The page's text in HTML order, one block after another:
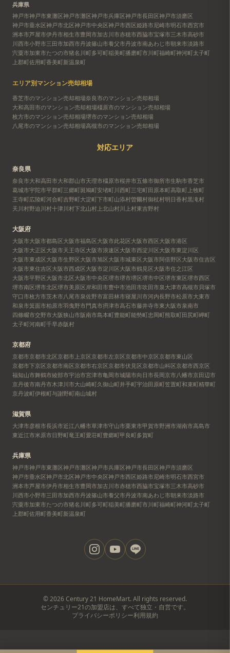
兵庫県
神戸市神戸市東灘区神戸市灘区神戸市兵庫区神戸市長田区神戸市須磨区
神戸市垂水区神戸市北区神戸市中央区神戸市西区姫路市尼崎市明石市西宮市
洲本市芦屋市伊丹市相生市豊岡市加古川市赤穂市西脇市宝塚市三木市高砂市
川西市小野市三田市加西市丹波篠山市養父市丹波市南あわじ市朝来市淡路市
宍粟市加東市たつの市猪名川町多可町稲美町播磨町市川町福崎町神河町太子町
上郡町佐用町香美町新温泉町
エリア別マンション売却相場
香芝市のマンション売却相場奈良市のマンション売却相場
大和高田市のマンション売却相場橿原市のマンション売却相場
枚方市のマンション売却相場堺市のマンション売却相場
八尾市のマンション売却相場高槻市のマンション売却相場
対応エリア
奈良県
奈良市大和高田市大和郡山市天理市橿原市桜井市五條市御所市生駒市香芝市
葛城市宇陀市平群町三郷町斑鳩町安堵町川西町三宅町田原本町高取町 上牧町
王寺町広陵町河合町吉野町大淀町下市町山添村曽爾村御杖村明日香村黒滝村
天川村野迫川村十津川村下北山村 上北山村川上村東吉野村
大阪府
大阪市大阪市都島区大阪市福島区大阪市此花区大阪市西区大阪市港区
大阪市大正区大阪市天王寺区大阪市浪速区大阪市西淀川区大阪市東淀川区
大阪市東成区大阪市生野区大阪市旭区大阪市城東区大阪市阿倍野区大阪市住吉区
大阪市東住吉区大阪市西成区大阪市淀川区大阪市鶴見区大阪市住之江区
大阪市平野区大阪市北区大阪市中央区堺市堺市堺区堺市中区堺市東区堺市西区
堺市南区堺市北区堺市美原区岸和田市豊中市池田市吹田市泉大津市高槻市 貝塚市
守口市枚方市茨木市八尾市泉佐野市富田林市寝屋川市河内長野市松原市大東市
和泉市箕面市柏原市羽曳野市門真市摂津市高石市藤井寺市東大阪市泉南市
四條畷市交野市大阪狭山市阪南市島本町豊能町能勢町忠岡町熊取町田尻町岬町
太子町河南町千早赤阪村
京都府
京都市京都市北区京都市上京区京都市左京区京都市中京区京都市東山区
京都市下京区京都市南区京都市右京区京都市伏見区京都市山科区京都市西京区
福知山市舞鶴市綾部市宇治市宮津市亀岡市城陽市向日市長岡京市八幡市京田辺市
京丹後市南丹市木津川市大山崎町久御山町井手町宇治田原町笠置町和束町精華町
京丹波町伊根町与謝野町南山城村
滋賀県
大津市彦根市長浜市近江八幡市草津市守山市栗東市甲賀市野洲市湖南市高島市
東近江市米原市日野町竜王町愛荘町豊郷町甲良町多賀町
兵庫県
神戸市神戸市東灘区神戸市灘区神戸市兵庫区神戸市長田区神戸市須磨区
神戸市垂水区神戸市北区神戸市中央区神戸市西区姫路市尼崎市明石市西宮市
洲本市芦屋市伊丹市相生市豊岡市加古川市赤穂市西脇市宝塚市三木市高砂市
川西市小野市三田市加西市丹波篠山市養父市丹波市南あわじ市朝来市淡路市
宍粟市加東市たつの市猪名川町多可町稲美町播磨町市川町福崎町神河町太子町
上郡町佐用町香美町新温泉町
©2026 Century 21 HomeMart. All rights reserved.
センチュリー21の加盟店は、すべて独立・自営です。
プライバシーポリシー利用規約